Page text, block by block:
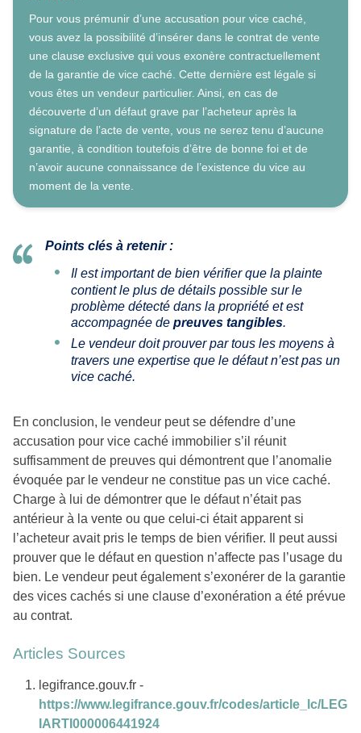
Pour vous prémunir d’une accusation pour vice caché,
vous avez la possibilité d’insérer dans le contrat de vente
une clause exclusive qui vous exonère contractuellement
de la garantie de vice caché. Cette dernière est légale si
vous êtes un vendeur particulier. Ainsi, en cas de
découverte d’un défaut grave par l’acheteur après la
signature de l’acte de vente, vous ne serez tenu d’aucune
garantie, à condition toutefois d’être de bonne foi et de
n’avoir aucune connaissance de l’existence du vice au
moment de la vente.
Points clés à retenir :
Il est important de bien vérifier que la plainte
contient le plus de détails possible sur le
problème détecté dans la propriété et est
accompagnée de preuves tangibles.
Le vendeur doit prouver par tous les moyens à
travers une expertise que le défaut n’est pas un
vice caché.
En conclusion, le vendeur peut se défendre d’une
accusation pour vice caché immobilier s’il réunit
suffisamment de preuves qui démontrent que l’anomalie
évoquée par le vendeur ne constitue pas un vice caché.
Charge à lui de démontrer que le défaut n’était pas
antérieur à la vente ou que celui-ci était apparent si
l’acheteur avait pris le temps de bien vérifier. Il peut aussi
prouver que le défaut en question n’affecte pas l’usage du
bien. Le vendeur peut également s’exonérer de la garantie
des vices cachés si une clause d’exonération a été prévue
au contrat.
Articles Sources
legifrance.gouv.fr -
https://www.legifrance.gouv.fr/codes/article_lc/LEG
IARTI000006441924